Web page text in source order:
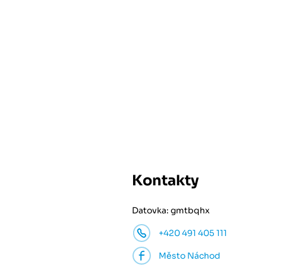
Kontakty
Datovka: gmtbqhx
+420 491 405 111
Město Náchod